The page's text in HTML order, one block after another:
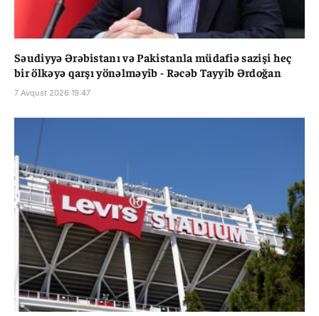
Səudiyyə Ərəbistanı və Pakistanla müdafiə sazişi heç
bir ölkəyə qarşı yönəlməyib - Rəcəb Tayyib Ərdoğan
7 Avqust 2026 19:47